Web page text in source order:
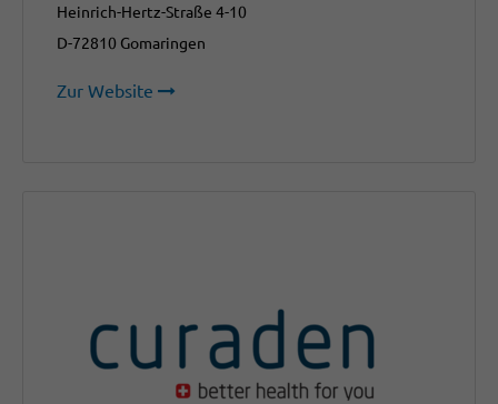
Heinrich-Hertz-Straße 4-10
D-72810 Gomaringen
Zur Website